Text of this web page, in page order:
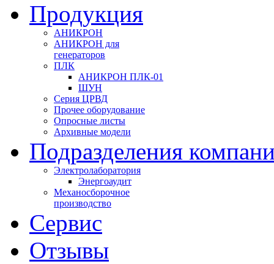
Продукция
АНИКРОН
АНИКРОН для
генераторов
ПЛК
АНИКРОН ПЛК-01
ШУН
Серия ЦРВД
Прочее оборудование
Опросные листы
Архивные модели
Подразделения
Электролаборатория
Энергоаудит
Механосборочное
производство
Сервис
Отзывы